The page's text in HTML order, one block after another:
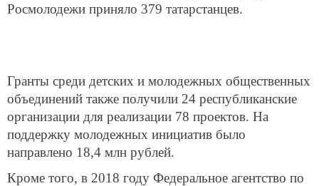
Росмолодежи приняло 379 татарстанцев.
Гранты среди детских и молодежных общественных
объединений также получили 24 республиканские
организации для реализации 78 проектов. На
поддержку молодежных инициатив было
направлено 18,4 млн рублей.
Кроме того, в 2018 году Федеральное агентство по